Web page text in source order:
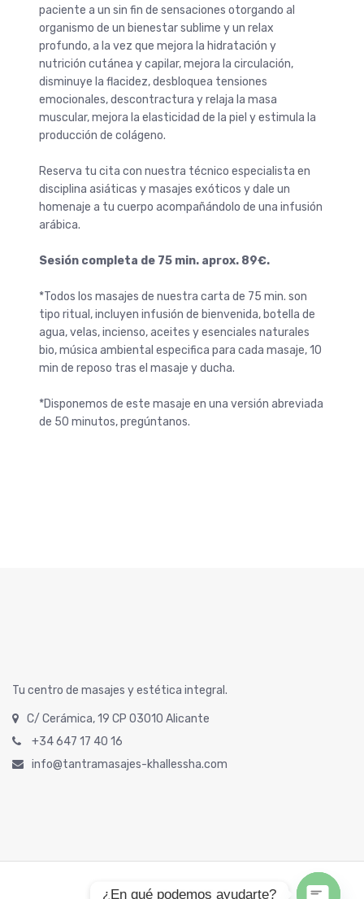
paciente a un sin fin de sensaciones otorgando al
organismo de un bienestar sublime y un relax
profundo, a la vez que mejora la hidratación y
nutrición cutánea y capilar, mejora la circulación,
disminuye la flacidez, desbloquea tensiones
emocionales, descontractura y relaja la masa
muscular, mejora la elasticidad de la piel y estimula la
producción de colágeno.
Reserva tu cita con nuestra técnico especialista en
disciplina asiáticas y masajes exóticos y dale un
homenaje a tu cuerpo acompañándolo de una infusión
arábica.
Sesión completa de 75 min. aprox. 89€.
*Todos los masajes de nuestra carta de 75 min. son
tipo ritual, incluyen infusión de bienvenida, botella de
agua, velas, incienso, aceites y esenciales naturales
bio, música ambiental especifica para cada masaje, 10
min de reposo tras el masaje y ducha.
*Disponemos de este masaje en una versión abreviada
de 50 minutos, pregúntanos.
Tu centro de masajes y estética integral.
C/ Cerámica, 19 CP 03010 Alicante
+34 647 17 40 16
info@tantramasajes-khallessha.com
Copyright © 2026 Khallessha
¿En qué podemos ayudarte?